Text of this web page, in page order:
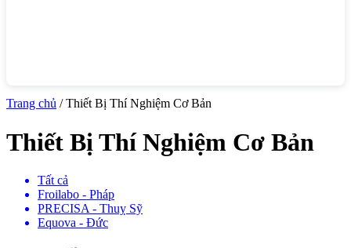
Trang chủ / Thiết Bị Thí Nghiệm Cơ Bản
Thiết Bị Thí Nghiệm Cơ Bản
Tất cả
Froilabo - Pháp
PRECISA - Thuỵ Sỹ
Equova - Đức